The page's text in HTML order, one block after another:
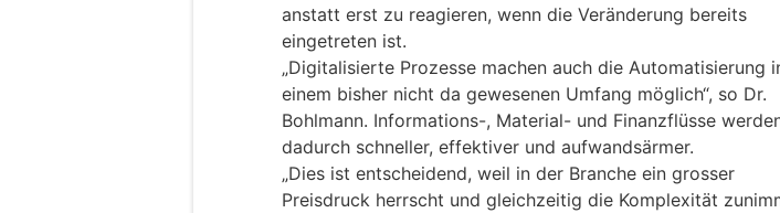
anstatt erst zu reagieren, wenn die Veränderung bereits
eingetreten ist.
„Digitalisierte Prozesse machen auch die Automatisierung
einem bisher nicht da gewesenen Umfang möglich“, so Dr.
Bohlmann. Informations-, Material- und Finanzflüsse
dadurch schneller, effektiver und aufwandsärmer.
„Dies ist entscheidend, weil in der Branche ein grosser
Preisdruck herrscht und gleichzeitig die Komplexität